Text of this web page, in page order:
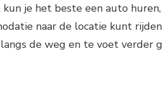
je het beste een auto
naar de locatie kunt
de weg en te voet verder